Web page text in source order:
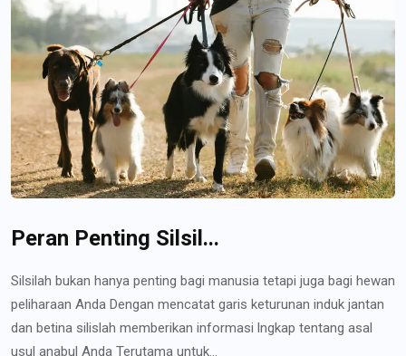
Peran Penting Silsil...
Silsilah bukan hanya penting bagi manusia tetapi juga bagi hewan
peliharaan Anda Dengan mencatat garis keturunan induk jantan
dan betina silislah memberikan informasi lngkap tentang asal
usul anabul Anda Terutama untuk...